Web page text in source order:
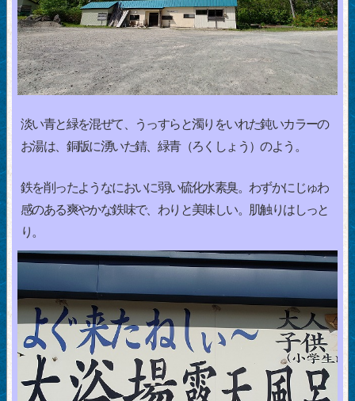
淡い青と緑を混ぜて、うっすらと濁りをいれた鈍いカラーの
お湯は、銅版に湧いた錆、緑青（ろくしょう）のよう。
鉄を削ったようなにおいに弱い硫化水素臭。わずかにじゅわ
感のある爽やかな鉄味で、わりと美味しい。肌触りはしっと
り。